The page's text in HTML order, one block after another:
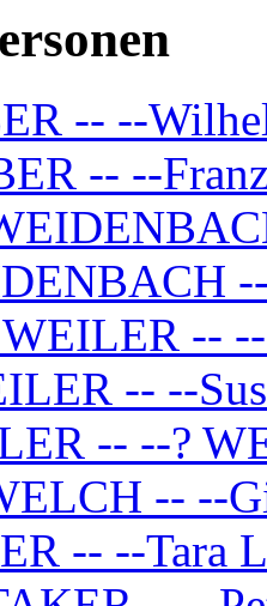
-- --
-- --
--
-- --
-- --?
-- --
-- --Tara